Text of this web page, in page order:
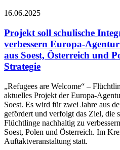
16.06.2025
Projekt soll schulische
verbessern Europa-
aus Soest, Österreich und
Strategie
„Refugees are Welcome“ –
aktuelles Projekt der Europa-
Soest. Es wird für zwei Jahre aus
gefördert und verfolgt das Ziel, die
Flüchtlinge nachhaltig zu
Soest, Polen und Österreich. Im
Auftaktveranstaltung statt.